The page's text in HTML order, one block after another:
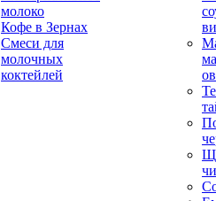
молоко
Кофе в Зернах
Смеси для
молочных
коктейлей